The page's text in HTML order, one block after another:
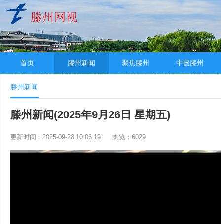
首页 滕州新闻 聚焦滕州 中国滕州
滕州新闻
滕州新闻(2025年9月26日 星期五)
更新时间：2025-09-28 10:06:19 浏览：6029